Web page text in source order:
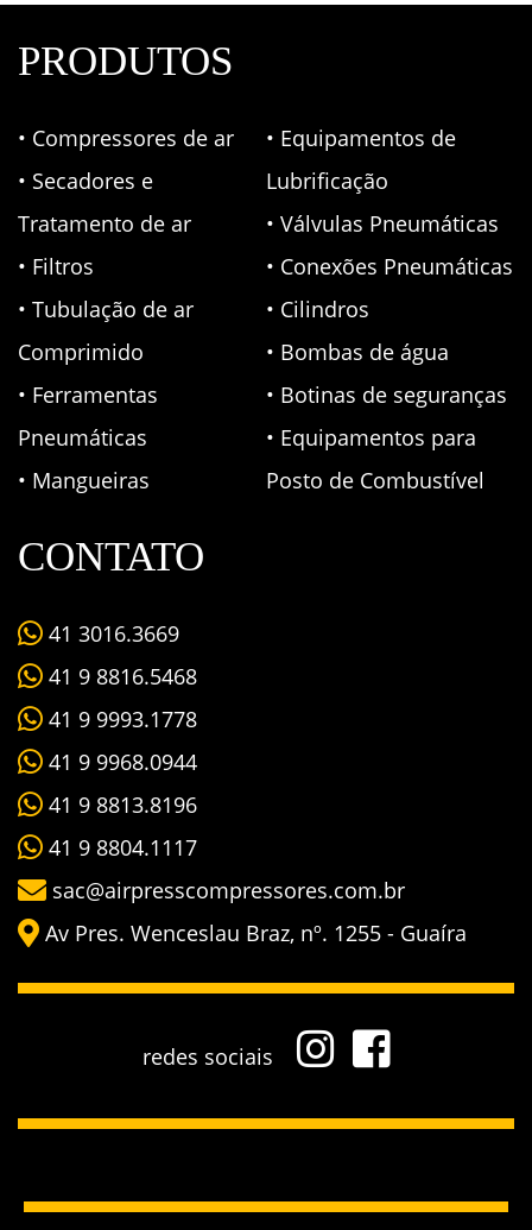
PRODUTOS
• Compressores de ar
• Secadores e
Tratamento de ar
• Filtros
• Tubulação de ar
Comprimido
• Ferramentas
Pneumáticas
• Mangueiras
• Equipamentos de
Lubrificação
• Válvulas Pneumáticas
• Conexões Pneumáticas
• Cilindros
• Bombas de água
• Botinas de seguranças
• Equipamentos para
Posto de Combustível
CONTATO
41 3016.3669
41 9 8816.5468
41 9 9993.1778
41 9 9968.0944
41 9 8813.8196
41 9 8804.1117
sac@airpresscompressores.com.br
Av Pres. Wenceslau Braz, nº. 1255 - Guaíra
redes sociais